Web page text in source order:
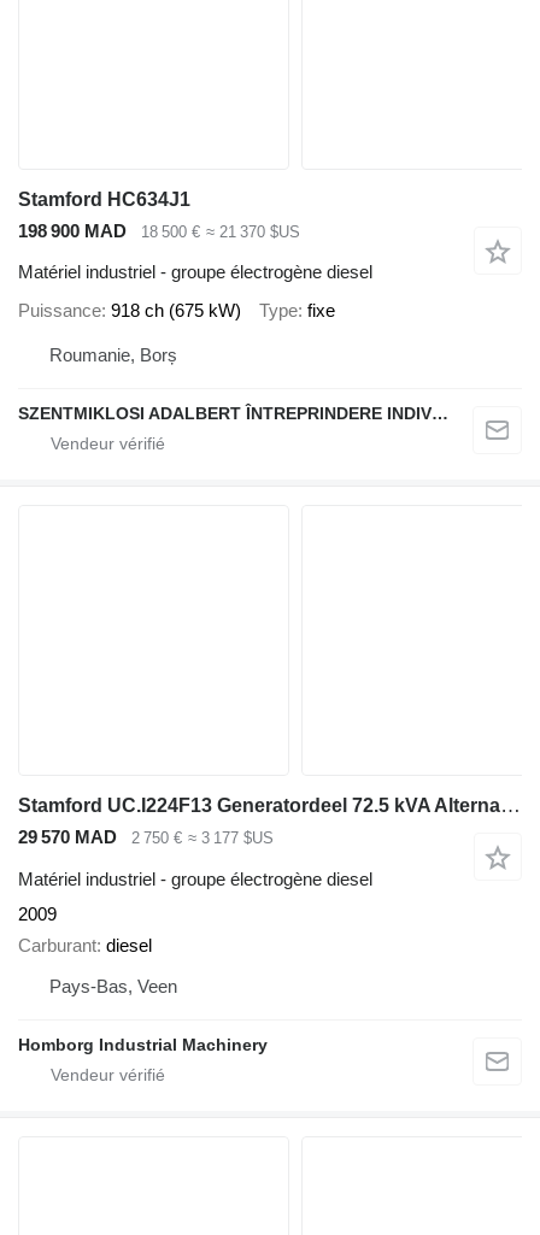
Stamford HC634J1
198 900 MAD
18 500 € ≈ 21 370 $US
Matériel industriel - groupe électrogène diesel
Puissance 918 ch (675 kW) Type fixe
Roumanie, Borș
SZENTMIKLOSI ADALBERT ÎNTREPRINDERE INDIVIDUALĂ
Stamford UC.I224F13 Generatordeel 72.5 kVA Alternator
29 570 MAD 2 750 € ≈ 3 177 $US
Matériel industriel - groupe électrogène diesel
2009
Carburant diesel
Pays-Bas, Veen
Homborg Industrial Machinery